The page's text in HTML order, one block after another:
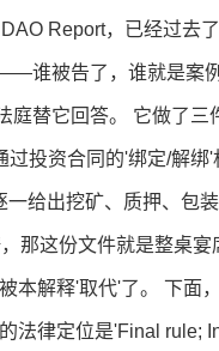
Report，已经过去
谁被告了，谁就是案
庭替它回答。 它做了
过投资合同的'绑定/解
给出挖矿、质押、包
那这份文件就是整桌
本解释'取代'了。 下面
法律定位是'Final